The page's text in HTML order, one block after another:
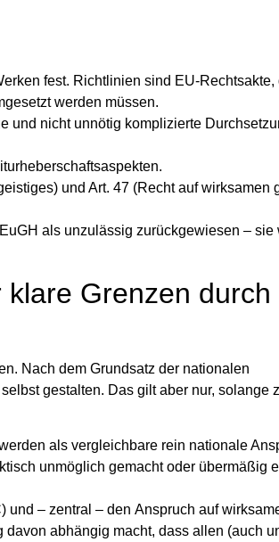
fest. Richtlinien sind EU-Rechtsakte,
werden müssen.
und nicht unnötig komplizierte
und Art. 47 (Recht auf wirksamen
als unzulässig zurückgewiesen – sie
Grenzen durch
Nach dem Grundsatz der nationalen
gestalten. Das gilt aber nur, solange
als vergleichbare rein nationale
unmöglich gemacht oder übermäßig
und – zentral – den Anspruch auf
abhängig macht, dass allen (auch